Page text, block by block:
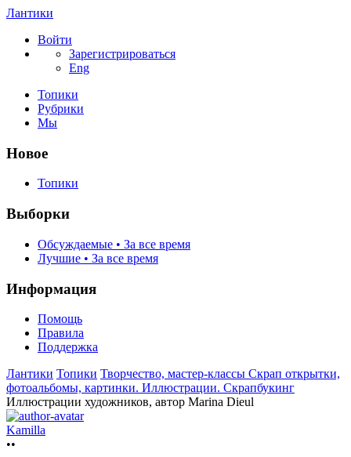
Лантики
Войти
Зарегистрироваться
Eng
Топики
Рубрики
Мы
Новое
Топики
Выборки
Обсуждаемые • За все время
Лучшие • За все время
Информация
Помощь
Правила
Поддержка
Лантики Топики Творчество, мастер-классы Скрап открытки,
фотоальбомы, картинки. Иллюстрации. Cкрапбукинг
Иллюстрации художников, автор Marina Dieul
Kamilla
••